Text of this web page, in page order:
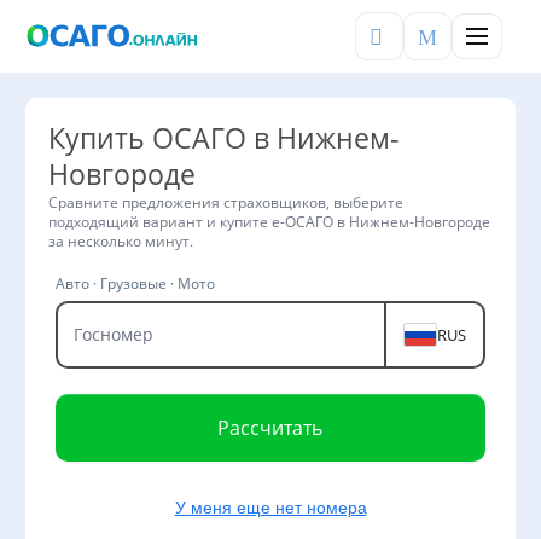
Меню
Войти
ОСАГО
ШТРАФЫ
Купить ОСАГО в Нижнем-
Новгороде
Сравните предложения страховщиков, выберите
подходящий вариант и купите е-ОСАГО в Нижнем-Новгороде
за несколько минут.
Авто · Грузовые · Мото
Госномер RUS
Рассчитать
У меня еще нет номера